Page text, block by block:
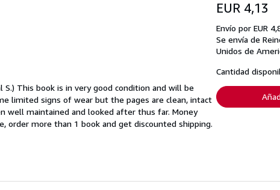
S.) This book is in very good condition and will be
limited signs of wear but the pages are clean, intact
well maintained and looked after thus far. Money
order more than 1 book and get discounted shipping.
EUR 4,13
Envío por EUR
Se envía de
Unidos de
Cantidad